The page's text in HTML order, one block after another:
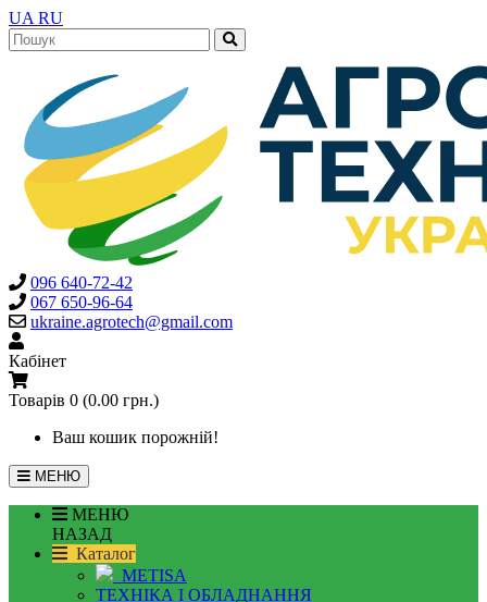
UA RU
096 640-72-42
067 650-96-64
ukraine.agrotech@gmail.com
Кабінет
Товарів 0 (0.00 грн.)
Ваш кошик порожній!
МЕНЮ
МЕНЮ
НАЗАД
Каталог
METISA
ТЕХНІКА І ОБЛАДНАННЯ